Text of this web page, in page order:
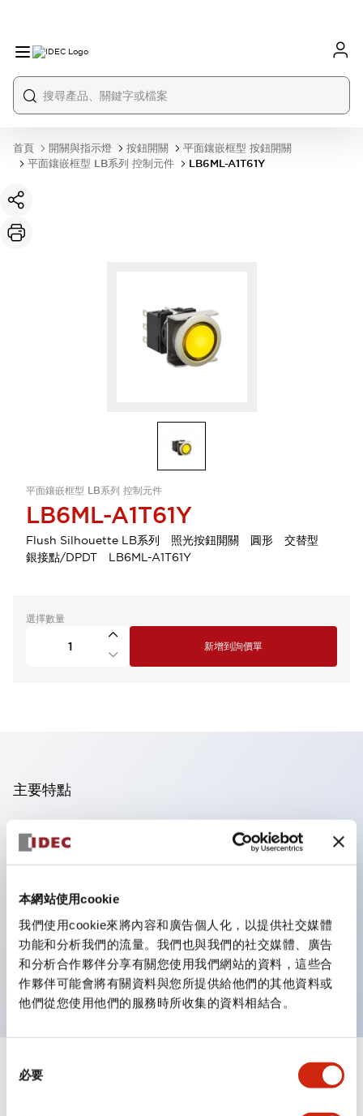
本網站使用cookie
我們使用cookie來將內容和廣告個人化，以提供社交媒體
功能和分析我們的流量。我們也與我們的社交媒體、廣告
和分析合作夥伴分享有關您使用我們網站的資料，這些合
作夥伴可能會將有關資料與您所提供給他們的其他資料或
他們從您使用他們的服務時所收集的資料相結合。
必要
首頁 開關與指示燈 按鈕開關
平面鑲嵌框型 按鈕開關
平面鑲嵌框型 LB系列 控制元件
LB6ML-A1T61Y
平面鑲嵌框型 LB系列 控制元件
LB6ML-A1T61Y
Flush Silhouette LB系列 照光按鈕開關 圓形 交替型
銀接點/DPDT LB6ML-A1T61Y
選擇數量
新增到詢價單
主要特點
操作面板的凹凸減少，呈現銳利感。
支援分離型／單板式
優秀的防水性能。保護結構IP65
按鈕開關、選擇開關、帶鎖選擇開關最多3c接點。
邊框顏色有黑色與金屬色兩種。
LED照明帶來明亮且清晰的照明面
規格 顯示全部 +